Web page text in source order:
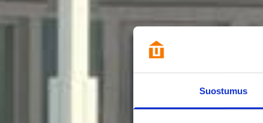
Suostumus